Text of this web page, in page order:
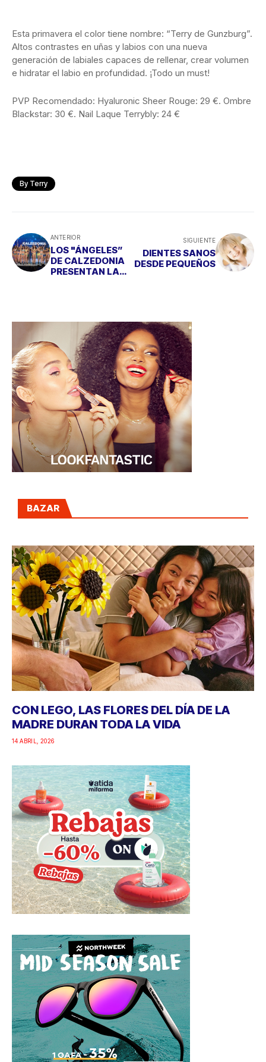
Esta primavera el color tiene nombre: “Terry de Gunzburg”.
Altos contrastes en uñas y labios con una nueva
generación de labiales capaces de rellenar, crear volumen
e hidratar el labio en profundidad. ¡Todo un must!
PVP Recomendado: Hyaluronic Sheer Rouge: 29 €. Ombre
Blackstar: 30 €. Nail Laque Terrybly: 24 €
By Terry
ANTERIOR
LOS "ÁNGELES”
DE CALZEDONIA
PRESENTAN LA
SIGUIENTE
DIENTES SANOS
DESDE PEQUEÑOS
BAZAR
CON LEGO, LAS FLORES DEL DÍA DE LA
MADRE DURAN TODA LA VIDA
14 ABRIL, 2026